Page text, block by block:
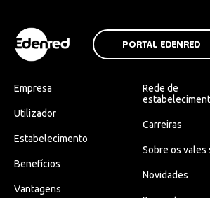
PORTAL EDENRED
Empresa
Utilizador
Estabelecimento
Benefícios
Vantagens
Rede de
Carreiras
Sobre os vales
Novidades